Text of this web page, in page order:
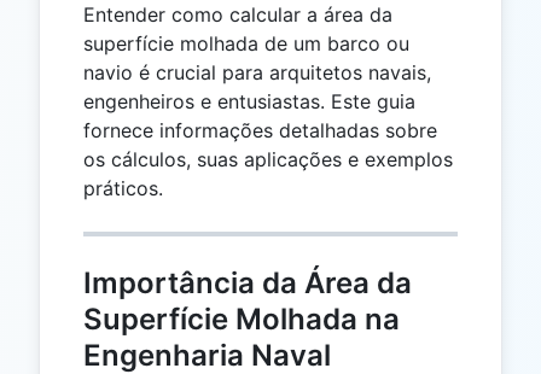
Entender como calcular a área da
superfície molhada de um barco ou
navio é crucial para arquitetos navais,
engenheiros e entusiastas. Este guia
fornece informações detalhadas sobre
os cálculos, suas aplicações e exemplos
práticos.
Importância da Área da
Superfície Molhada na
Engenharia Naval